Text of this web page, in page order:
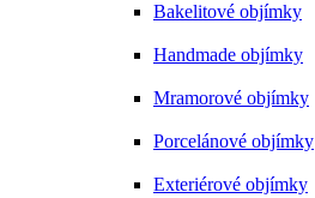
Bakelitové objímky
Handmade objímky
Mramorové objímky
Porcelánové objímky
Exteriérové objímky